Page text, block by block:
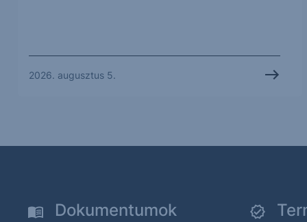
2026. augusztus 5.
Dokumentumok